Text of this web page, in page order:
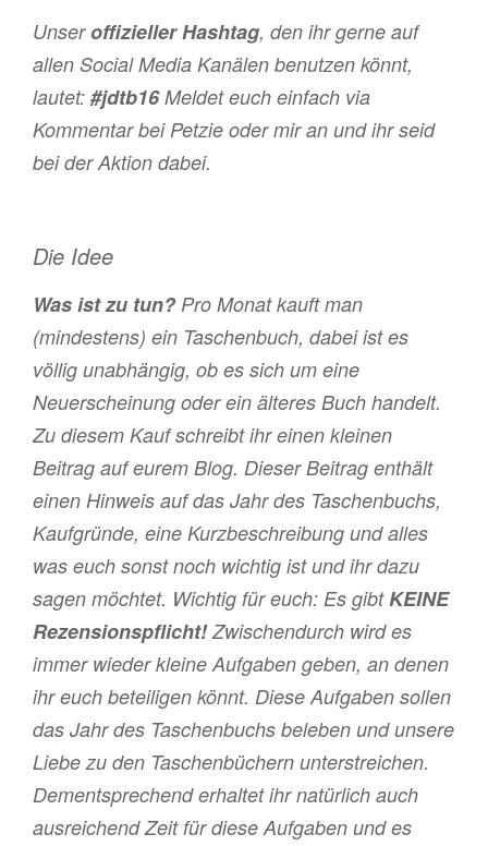
Unseroffizieller Hashtag, den ihr gerne auf
allen Social Media Kanälen benutzen könnt,
lautet: #jdtb16Meldet euch einfach via
Kommentar bei Petzie oder mir an und ihr seid
bei der Aktion dabei.
Die Idee
Was ist zu tun?Pro Monat kauft man
(mindestens) ein Taschenbuch, dabei ist es
völlig unabhängig, ob es sich um eine
Neuerscheinung oder ein älteres Buch handelt.
Zu diesem Kauf schreibt ihr einen kleinen
Beitrag auf eurem Blog. Dieser Beitrag enthält
einen Hinweis auf das Jahr des Taschenbuchs,
Kaufgründe, eine Kurzbeschreibung und alles
was euch sonst noch wichtig ist und ihr dazu
sagen möchtet. Wichtig für euch: Es gibtKEINE
Rezensionspflicht!Zwischendurch wird es
immer wieder kleine Aufgaben geben, an denen
ihr euch beteiligen könnt. Diese Aufgaben sollen
das Jahr des Taschenbuchs beleben und unsere
Liebe zu den Taschenbüchern unterstreichen.
Dementsprechend erhaltet ihr natürlich auch
ausreichend Zeit für diese Aufgaben und es